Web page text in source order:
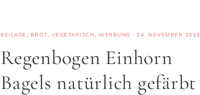
BEILAGE, BROT, VEGETARISCH, WERBUNG · 24. NOVEMBER 2019
Regenbogen Einhorn
Bagels natürlich gefärbt